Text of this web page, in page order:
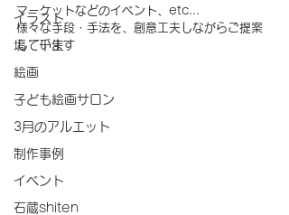
イラスト
塙 千生
絵画
子ども絵画サロン
3月のアルエット
制作事例
イベント
石蔵shiten
マーケットなどのイベント、etc...
様々な手段・手法を、創意工夫しながらご提案
しています